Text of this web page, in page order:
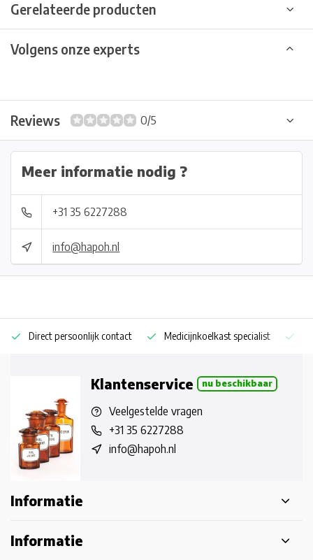
Gerelateerde producten
Volgens onze experts
Reviews 0/5
Meer informatie nodig ?
+31 35 6227288
info@hapoh.nl
Direct persoonlijk contact Medicijnkoelkast specialist
Klantenservice nu beschikbaar
Veelgestelde vragen
+31 35 6227288
info@hapoh.nl
Informatie
Informatie